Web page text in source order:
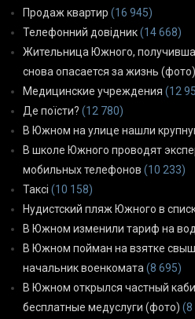
Продаж квартир (16 945)
Телефонний довідник(14 668)
Жительница Южного,
снова опасается за жизнь (фото)
Медицинские учреждения (12
Де поїсти? (12 780)
В Южном на улице нашли
В школе Южного проводят
мобильных телефонов (10 233)
Таксі (10 158)
Нудистский пляж Южного в
В Южном изменили тариф на
В Южном пойман на взятке
начальник военкомата (8 695)
В Южном открылся частный
бесплатные медуслуги (фото) (8